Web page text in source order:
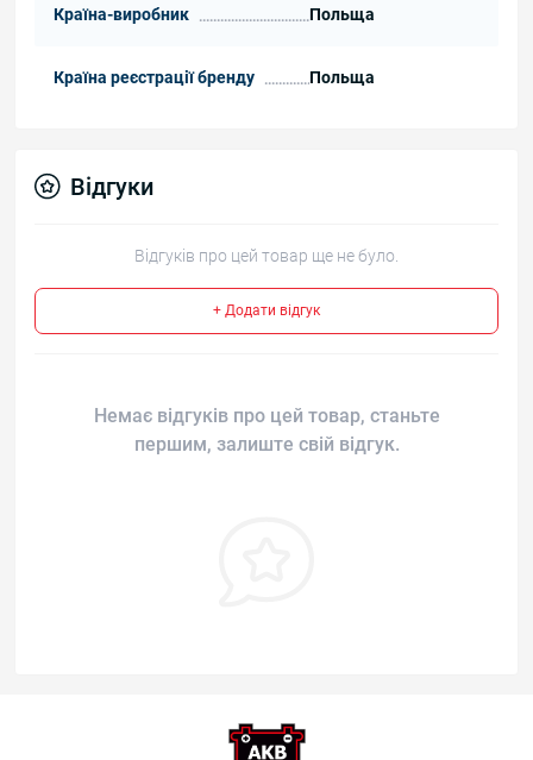
Країна-виробник Польща
Країна реєстрації бренду Польща
Відгуки
Відгуків про цей товар ще не було.
+ Додати відгук
Немає відгуків про цей товар, станьте
першим, залиште свій відгук.